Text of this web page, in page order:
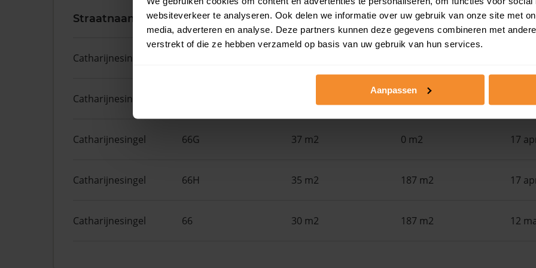
websiteverkeer te analyseren. Ook delen we informatie over uw gebruik van onze site met
media, adverteren en analyse. Deze partners kunnen deze gegevens combineren met
verstrekt of die ze hebben verzameld op basis van uw gebruik van hun services.
Aanpassen
Straatnaam Huisnr. Woonoppervlak Perceel
Catharijnesingel
Catharijnesingel 119 m2
Catharijnesingel 66G 37 m2 0 m2 17
Catharijnesingel 66H 35 m2 187 m2 17
Catharijnesingel 66 30 m2 187 m2 12